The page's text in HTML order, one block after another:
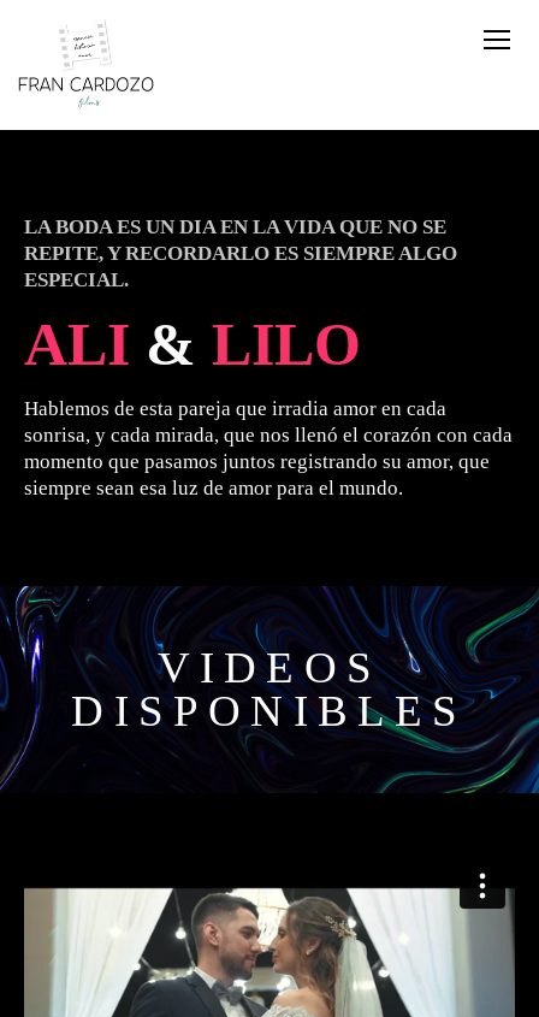
LA BODA ES UN DIA EN LA VIDA QUE NO SE
REPITE, Y RECORDARLO ES SIEMPRE ALGO
ESPECIAL.
ALI & LILO
Hablemos de esta pareja que irradia amor en cada
sonrisa, y cada mirada, que nos llenó el corazón con cada
momento que pasamos juntos registrando su amor, que
siempre sean esa luz de amor para el mundo.
VIDEOS
DISPONIBLES